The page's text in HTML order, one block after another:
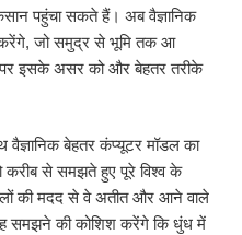
पहुंचा सकते हैं। अब वैज्ञानिक
करेंगे, जो समुद्र से भूमि तक आ
इसके असर को और बेहतर तरीके
बेहतर कंप्यूटर मॉडल का
करीब से समझते हुए पूरे विश्व के
की मदद से वे अतीत और आने वाले
समझने की कोशिश करेंगे कि धुंध में